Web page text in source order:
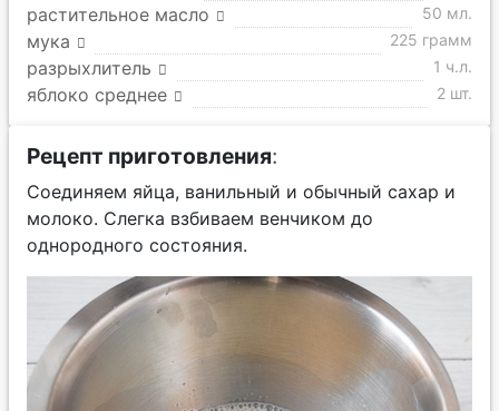
растительное масло 50 мл.
мука 225 грамм
разрыхлитель 1 ч.л.
яблоко среднее 2 шт.
Рецепт приготовления:
Соединяем яйца, ванильный и обычный сахар и
молоко. Слегка взбиваем венчиком до
однородного состояния.